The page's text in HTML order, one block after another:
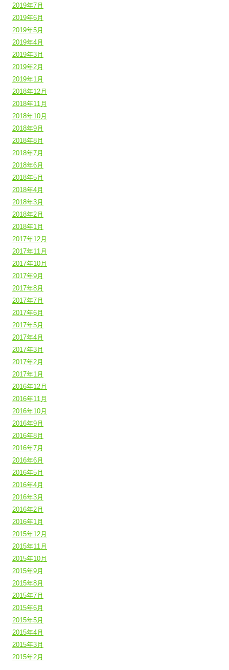
2019年7月
2019年6月
2019年5月
2019年4月
2019年3月
2019年2月
2019年1月
2018年12月
2018年11月
2018年10月
2018年9月
2018年8月
2018年7月
2018年6月
2018年5月
2018年4月
2018年3月
2018年2月
2018年1月
2017年12月
2017年11月
2017年10月
2017年9月
2017年8月
2017年7月
2017年6月
2017年5月
2017年4月
2017年3月
2017年2月
2017年1月
2016年12月
2016年11月
2016年10月
2016年9月
2016年8月
2016年7月
2016年6月
2016年5月
2016年4月
2016年3月
2016年2月
2016年1月
2015年12月
2015年11月
2015年10月
2015年9月
2015年8月
2015年7月
2015年6月
2015年5月
2015年4月
2015年3月
2015年2月